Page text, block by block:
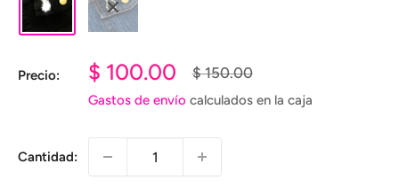
Precio:
Precio
de
$ 100.00
Precio
$ 150.00
Gastos de envío calculados en la caja
Cantidad: